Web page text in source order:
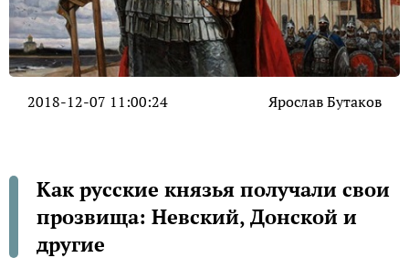
2018-12-07 11:00:24 Ярослав Бутаков
Как русские князья получали свои
прозвища: Невский, Донской и
другие